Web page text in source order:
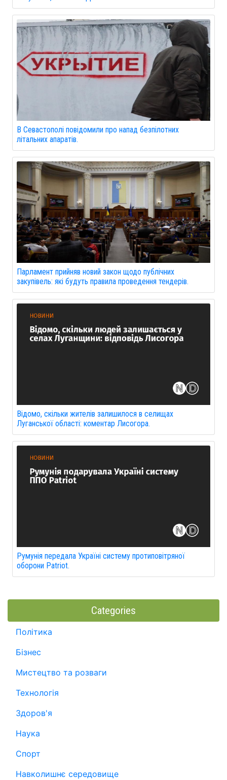
В Севастополі повідомили про напад безпілотних
літальних апаратів.
Парламент прийняв новий закон щодо публічних
закупівель: які будуть правила проведення тендерів.
Відомо, скільки жителів залишилося в селищах
Луганської області: коментар Лисогора.
Румунія передала Україні систему протиповітряної
оборони Patriot.
Categories
Політика
Бізнес
Мистецтво та розваги
Технологія
Здоров'я
Наука
Спорт
Навколишнє середовище